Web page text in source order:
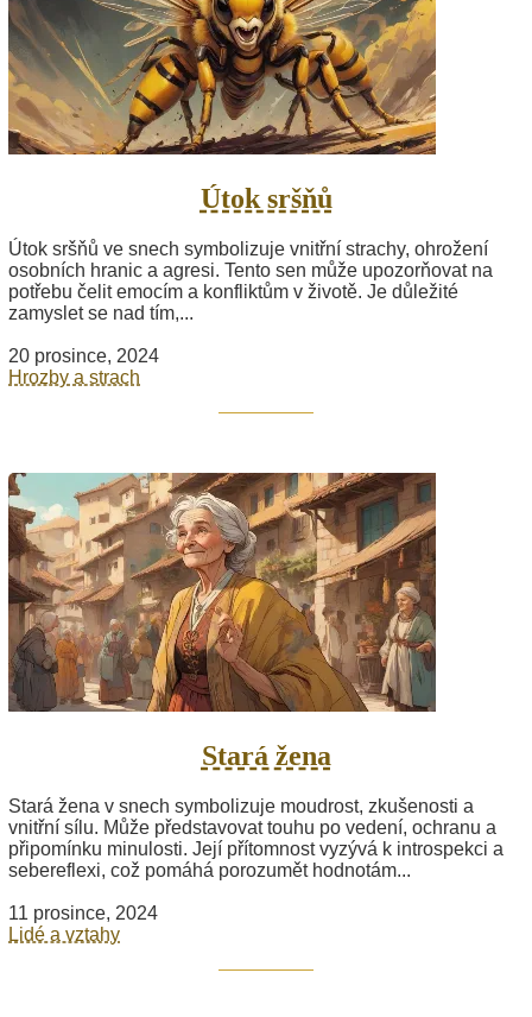
Útok sršňů
Útok sršňů ve snech symbolizuje vnitřní strachy, ohrožení
osobních hranic a agresi. Tento sen může upozorňovat na
potřebu čelit emocím a konfliktům v životě. Je důležité
zamyslet se nad tím,...
20 prosince, 2024
Hrozby a strach
Stará žena
Stará žena v snech symbolizuje moudrost, zkušenosti a
vnitřní sílu. Může představovat touhu po vedení, ochranu a
připomínku minulosti. Její přítomnost vyzývá k introspekci a
sebereflexi, což pomáhá porozumět hodnotám...
11 prosince, 2024
Lidé a vztahy